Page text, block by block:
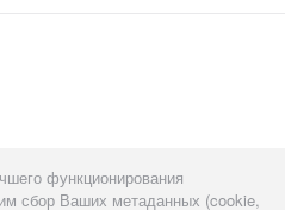
функционирования
сбор Ваших метаданных (cookie,